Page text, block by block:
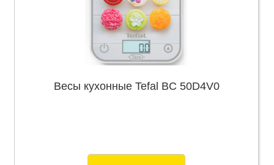
Весы кухонные Tefal BC 50D4V0